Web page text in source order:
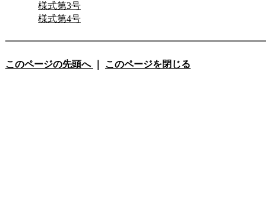
様式第3号
様式第4号
このページの先頭へ このページを閉じる